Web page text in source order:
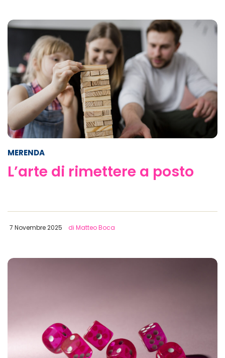
MERENDA
L’arte di rimettere a posto
7 Novembre 2025 di Matteo Boca